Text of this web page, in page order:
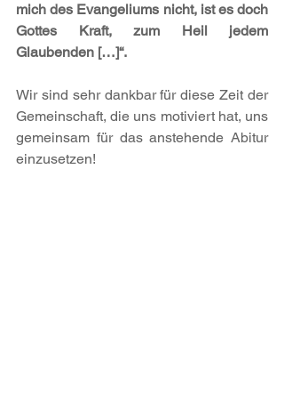
mich des Evangeliums nicht, ist es doch
Gottes Kraft, zum Heil jedem
Glaubenden […]“.
Wir sind sehr dankbar für diese Zeit der
Gemeinschaft, die uns motiviert hat, uns
gemeinsam für das anstehende Abitur
einzusetzen!